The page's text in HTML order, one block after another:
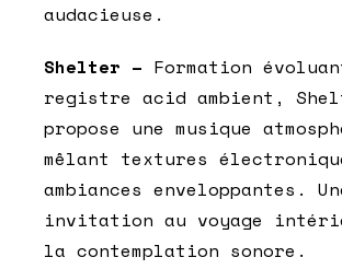
audacieuse.
Shelter – Formation
registre acid ambient,
propose une musique
mêlant textures
ambiances enveloppantes.
invitation au voyage
la contemplation sonore.